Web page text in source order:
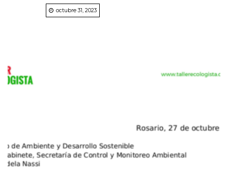
octubre 31, 2023